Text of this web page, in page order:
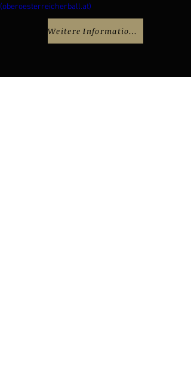
(oberoesterreicherball.at)
Weitere Informationen